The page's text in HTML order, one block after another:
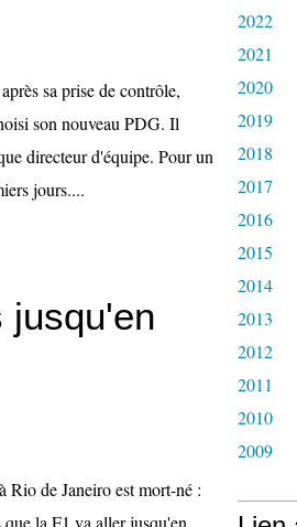
sa prise de contrôle,
son nouveau PDG. Il
directeur d'équipe. Pour un
jours....
jusqu'en
Rio de Janeiro est mort-né :
la F1 va aller jusqu'en
2022
2021
2020
2019
2018
2017
2016
2015
2014
2013
2012
2011
2010
2009